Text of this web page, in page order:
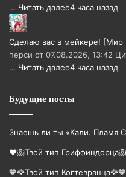
… Читать далее4 часа назад
Сделаю вас в мейкере! [Мир
перси от 07.08.2026, 13:42
… Читать далее4 часа назад
Будущие посты
Знаешь ли ты «Кали. Пламя
❤️🦁Твой тип
💙🦅Твой тип Когтевранца🦅💙